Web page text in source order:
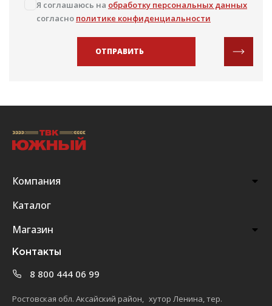
Я соглашаюсь на обработку персональных данных
согласно политике конфиденциальности
ОТПРАВИТЬ
Компания
Каталог
Магазин
Контакты
8 800 444 06 99
Ростовская обл. Аксайский район, хутор Ленина, тер.